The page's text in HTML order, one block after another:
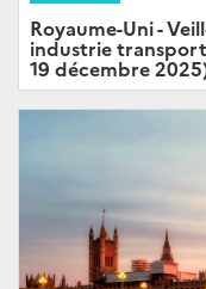
Royaume-Uni -
industrie transport
19 décembre